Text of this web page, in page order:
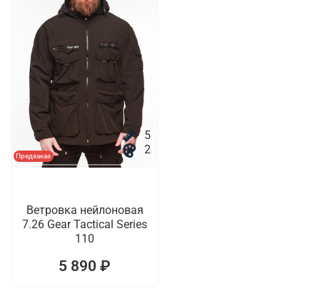
Предзаказ
5
2
Ветровка нейлоновая
7.26 Gear Tactical Series
110
5 890 ₽